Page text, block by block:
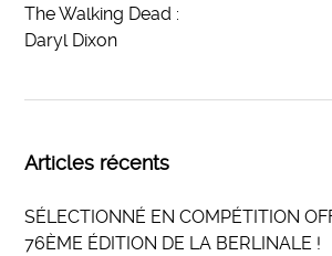
The Walking Dead :
Daryl Dixon
Articles récents
SÉLECTIONNÉ EN COMPÉTITION
76ÈME ÉDITION DE LA BERLINALE !